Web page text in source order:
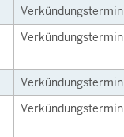
Verkündungstermin
Verkündungstermin
Verkündungstermin
Verkündungstermin